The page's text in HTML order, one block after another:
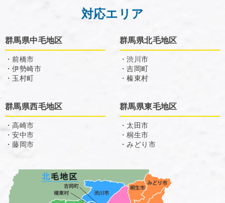
対応エリア
群馬県中毛地区
・前橋市
・伊勢崎市
・玉村町
群馬県北毛地区
・渋川市
・吉岡町
・榛東村
群馬県西毛地区
・高崎市
・安中市
・藤岡市
群馬県東毛地区
・太田市
・桐生市
・みどり市